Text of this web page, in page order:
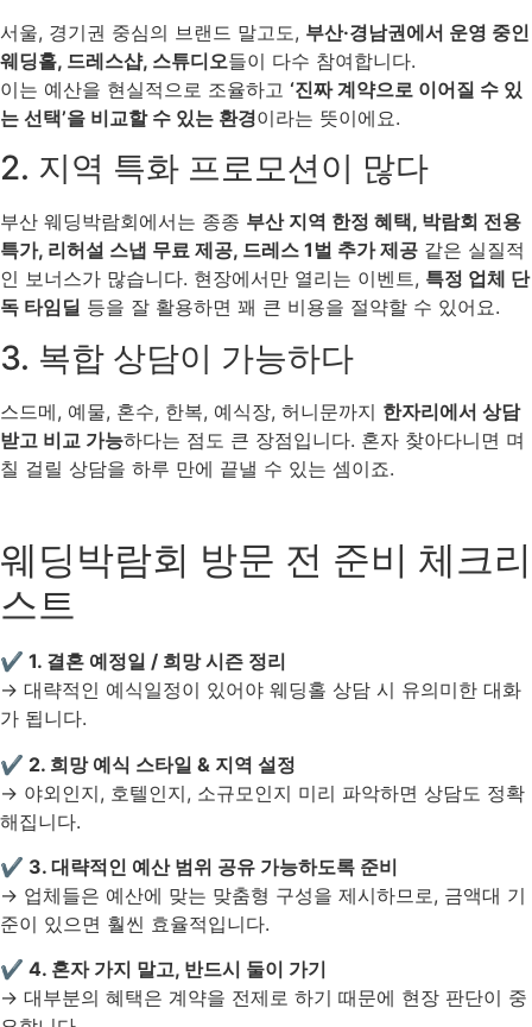
서울, 경기권 중심의 브랜드 말고도, 부산·경남권에서 운영 중인
웨딩홀, 드레스샵, 스튜디오들이 다수 참여합니다.
이는 예산을 현실적으로 조율하고 ‘진짜 계약으로 이어질 수 있
는 선택’을 비교할 수 있는 환경이라는 뜻이에요.
2. 지역 특화 프로모션이 많다
부산 웨딩박람회에서는 종종 부산 지역 한정 혜택, 박람회 전용
특가, 리허설 스냅 무료 제공, 드레스 1벌 추가 제공 같은 실질적
인 보너스가 많습니다. 현장에서만 열리는 이벤트, 특정 업체 단
독 타임딜 등을 잘 활용하면 꽤 큰 비용을 절약할 수 있어요.
3. 복합 상담이 가능하다
스드메, 예물, 혼수, 한복, 예식장, 허니문까지 한자리에서 상담
받고 비교 가능하다는 점도 큰 장점입니다. 혼자 찾아다니면 며
칠 걸릴 상담을 하루 만에 끝낼 수 있는 셈이죠.
웨딩박람회 방문 전 준비 체크리
스트
✔ 1. 결혼 예정일 / 희망 시즌 정리
→ 대략적인 예식일정이 있어야 웨딩홀 상담 시 유의미한 대화
가 됩니다.
✔ 2. 희망 예식 스타일 & 지역 설정
→ 야외인지, 호텔인지, 소규모인지 미리 파악하면 상담도 정확
해집니다.
✔ 3. 대략적인 예산 범위 공유 가능하도록 준비
→ 업체들은 예산에 맞는 맞춤형 구성을 제시하므로, 금액대 기
준이 있으면 훨씬 효율적입니다.
✔ 4. 혼자 가지 말고, 반드시 둘이 가기
→ 대부분의 혜택은 계약을 전제로 하기 때문에 현장 판단이 중